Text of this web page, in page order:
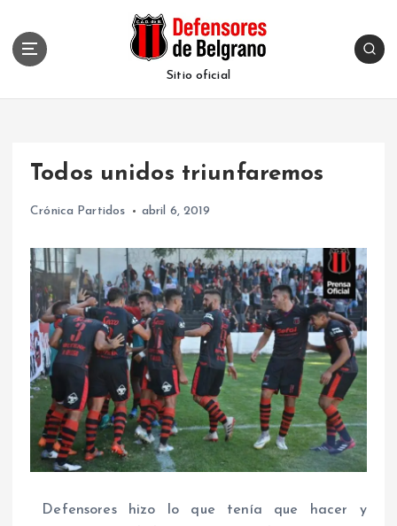
Sitio oficial
Todos unidos triunfaremos
Crónica Partidos abril 6, 2019
Defensores hizo lo que tenía que hacer y